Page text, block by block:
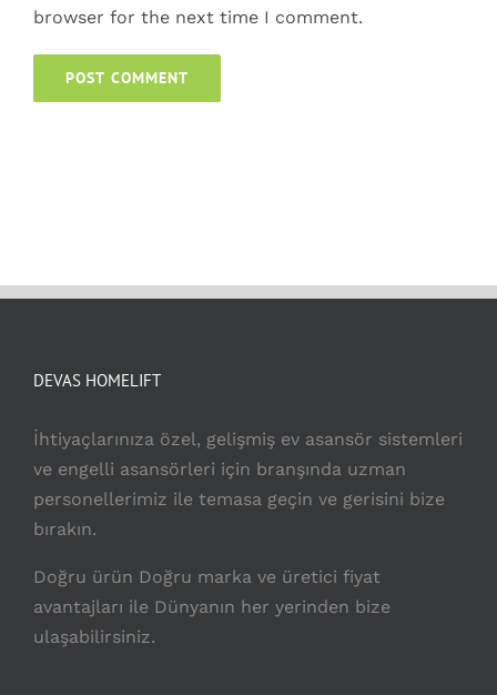
browser for the next time I comment.
DEVAS HOMELIFT
İhtiyaçlarınıza özel, gelişmiş ev asansör sistemleri
ve engelli asansörleri için branşında uzman
personellerimiz ile temasa geçin ve gerisini bize
bırakın.
Doğru ürün Doğru marka ve üretici fiyat
avantajları ile Dünyanın her yerinden bize
ulaşabilirsiniz.